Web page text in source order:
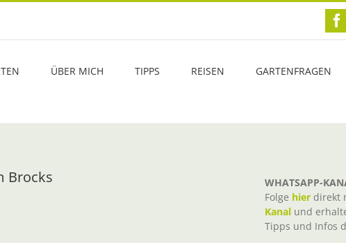
ÜBER MICH TIPPS REISEN GARTENFRAGEN
Brocks
WHATSAPP-
Folge hier direkt
Kanal und
Tipps und Infos